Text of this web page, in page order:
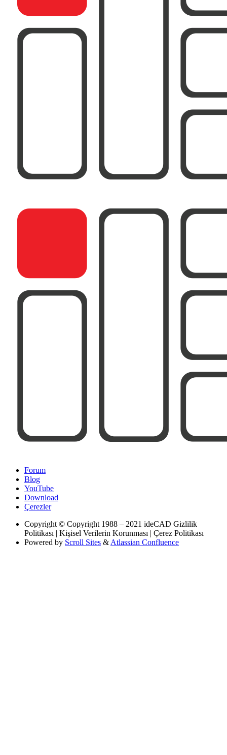
Forum
Blog
YouTube
Download
Çerezler
Copyright © Copyright 1988 – 2021 ideCAD Gizlilik
Politikası | Kişisel Verilerin Korunması | Çerez Politikası
Powered by Scroll Sites & Atlassian Confluence